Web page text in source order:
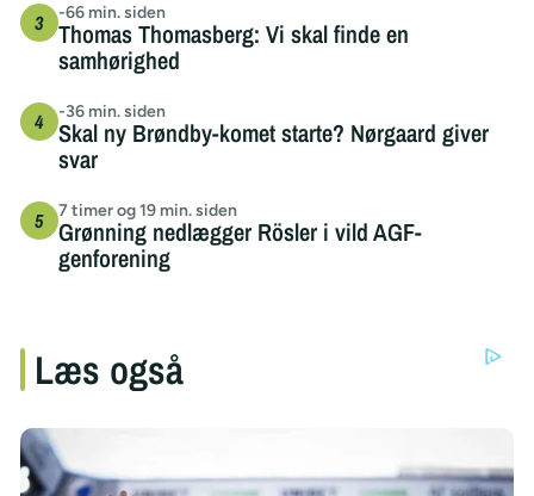
-66 min. siden
Thomas Thomasberg: Vi skal finde en
samhørighed
-36 min. siden
Skal ny Brøndby-komet starte? Nørgaard giver
svar
7 timer og 19 min. siden
Grønning nedlægger Rösler i vild AGF-
genforening